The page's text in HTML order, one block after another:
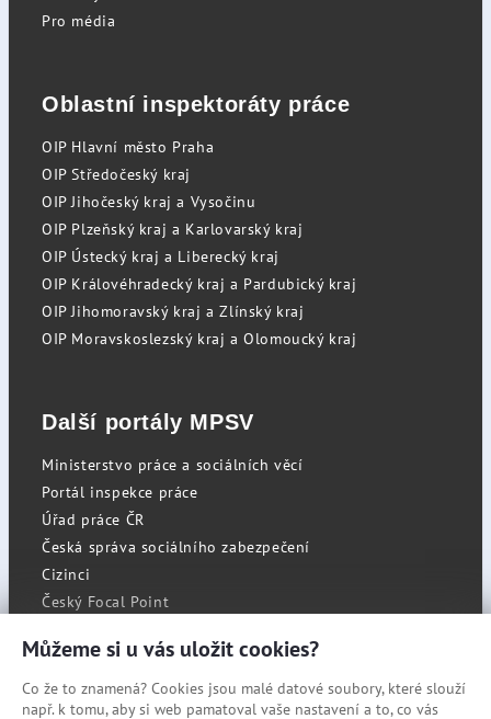
Pro média
Oblastní inspektoráty práce
OIP Hlavní město Praha
OIP Středočeský kraj
OIP Jihočeský kraj a Vysočinu
OIP Plzeňský kraj a Karlovarský kraj
OIP Ústecký kraj a Liberecký kraj
OIP Královéhradecký kraj a Pardubický kraj
OIP Jihomoravský kraj a Zlínský kraj
OIP Moravskoslezský kraj a Olomoucký kraj
Další portály MPSV
Ministerstvo práce a sociálních věcí
Portál inspekce práce
Úřad práce ČR
Česká správa sociálního zabezpečení
Cizinci
Český Focal Point
RSS
Můžeme si u vás uložit cookies?
Co že to znamená? Cookies jsou malé datové soubory, které slouží
např. k tomu, aby si web pamatoval vaše nastavení a to, co vás